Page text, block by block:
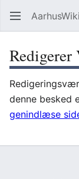
AarhusWiki
Redigerer
denne besked
genindlæse